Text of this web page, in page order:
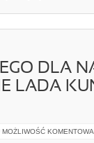
DLA
LADA
MOŻLIWOŚĆ